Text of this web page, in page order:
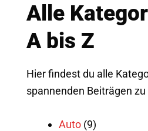
Alle
A bis Z
Hier findest du alle
spannenden Beiträgen
Auto (9)